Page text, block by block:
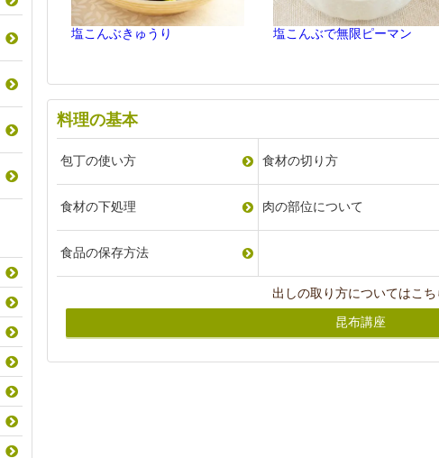
塩こんぶきゅうり 塩こんぶで無限ピーマン
料理の基本
包丁の使い方 食材の切り方
食材の下処理 肉の部位について
食品の保存方法
出しの取り方についてはこち
昆布講座